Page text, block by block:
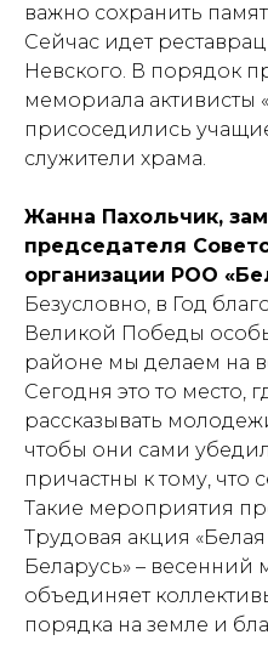
важно сохранить
Сейчас идет
Невского. В порядок
мемориала активисты
присоседились
служители храма.
Жанна Пахольчик,
председателя
организации РОО
Безусловно, в Год
Великой Победы
районе мы делаем на
Сегодня это то место,
рассказывать
чтобы они сами
причастны к тому, что
Такие мероприятия
Трудовая акция
Беларусь» – весенний
объединяет
порядка на земле и